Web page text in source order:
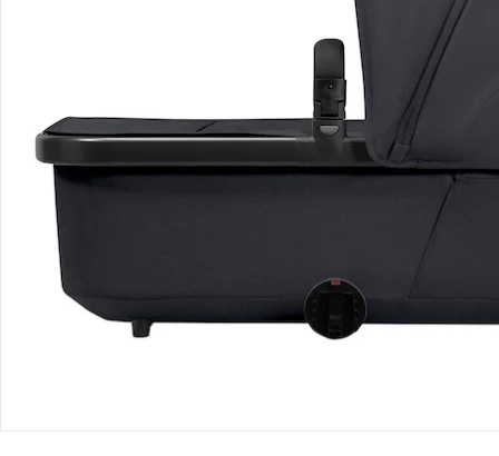
Retoure & Reklamation
Gutscheine & Aktionen
Kontakt & Service